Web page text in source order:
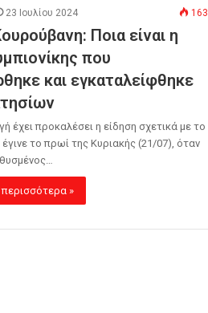
23 Ιουλίου 2024 163
Ποια είναι η
που
και εγκαταλείφθηκε
έχει προκαλέσει η είδηση σχετικά με το
το πρωί της Κυριακής (21/07), όταν
»